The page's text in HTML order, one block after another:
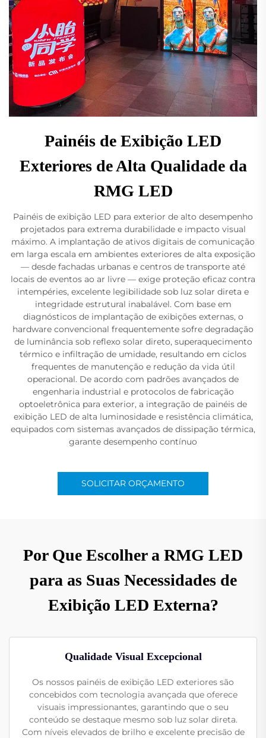
Painéis de Exibição LED
Exteriores de Alta Qualidade da
RMG LED
Painéis de exibição LED para exterior de alto desempenho
projetados para extrema durabilidade e impacto visual
máximo. A implantação de ativos digitais de comunicação
em larga escala em ambientes exteriores de alta exposição
— desde fachadas urbanas e centros de transporte até
locais de eventos ao ar livre — exige proteção eficaz contra
intempéries, excelente legibilidade sob luz solar direta e
integridade estrutural inabalável. Com base em
diagnósticos de implantação de exibições externas, o
hardware convencional frequentemente sofre degradação
de luminância sob reflexo solar direto, superaquecimento
térmico e infiltração de umidade, resultando em ciclos
frequentes de manutenção e redução da vida útil
operacional. De acordo com padrões avançados de
engenharia industrial e protocolos de fabricação
optoeletrônica para exterior, a integração de painéis de
exibição LED de alta luminosidade e resistência climática,
equipados com sistemas avançados de dissipação térmica,
garante desempenho contínuo
SOLICITAR ORÇAMENTO
Por Que Escolher a RMG LED
para as Suas Necessidades de
Exibição LED Externa?
Qualidade Visual Excepcional
Os nossos painéis de exibição LED exteriores são
concebidos com tecnologia avançada que oferece
visuais impressionantes, garantindo que o seu
conteúdo se destaque mesmo sob luz solar direta.
Com níveis elevados de brilho e excelente precisão de